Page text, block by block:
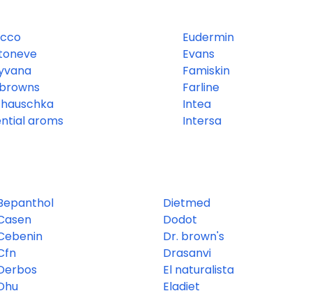
aroms
Eudermin
Evans
Famiskin
Farline
Intea
Intersa
Dietmed
Dodot
Dr. brown's
Drasanvi
El naturalista
Eladiet